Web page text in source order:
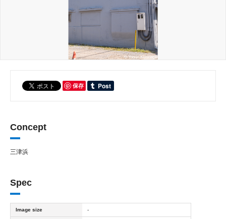
保存
Concept
三津浜
Spec
Image size -